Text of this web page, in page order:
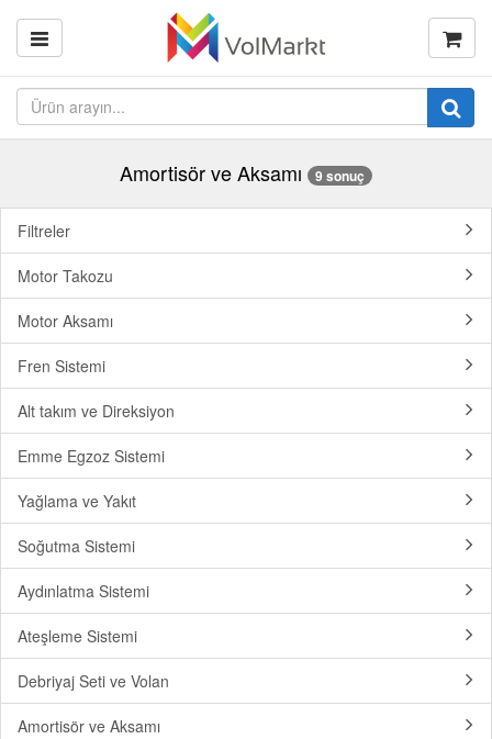
Amortisör ve Aksamı 9 sonuç
Filtreler
Motor Takozu
Motor Aksamı
Fren Sistemi
Alt takım ve Direksiyon
Emme Egzoz Sistemi
Yağlama ve Yakıt
Soğutma Sistemi
Aydınlatma Sistemi
Ateşleme Sistemi
Debriyaj Seti ve Volan
Amortisör ve Aksamı